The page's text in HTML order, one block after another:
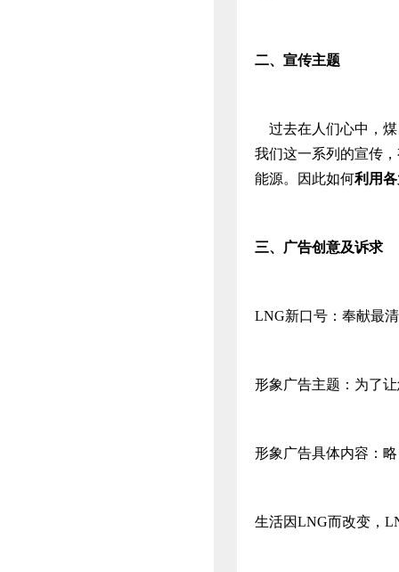
二、 宣传主题
过去在人们心中，煤
我们这一系列的宣传
能源。因此如何利用
三、 广告创意及诉求
LNG新口号：奉献最
形象广告主题：为了
形象广告具体内容：略
生活因LNG而改变，